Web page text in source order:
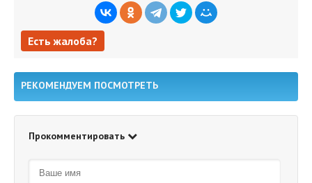
Есть жалоба?
РЕКОМЕНДУЕМ ПОСМОТРЕТЬ
Прокомментировать